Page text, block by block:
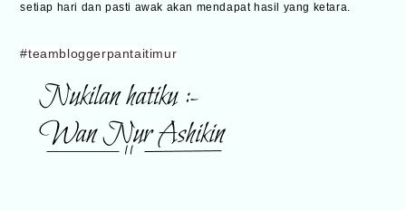
setiap hari dan pasti awak akan mendapat hasil yang ketara.
#teambloggerpantaitimur